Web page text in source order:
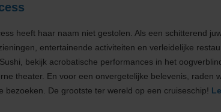
West-Caribbean
Oost-Caribbean
cruise
vragen
heeft haar naam niet gestolen. Als een schitterend
entertainende activiteiten en verleidelijke
bekijk acrobatische performances in het
theater. En voor een onvergetelijke belevenis, raden
bezoeken. De grootste ter wereld op een cruiseschip!